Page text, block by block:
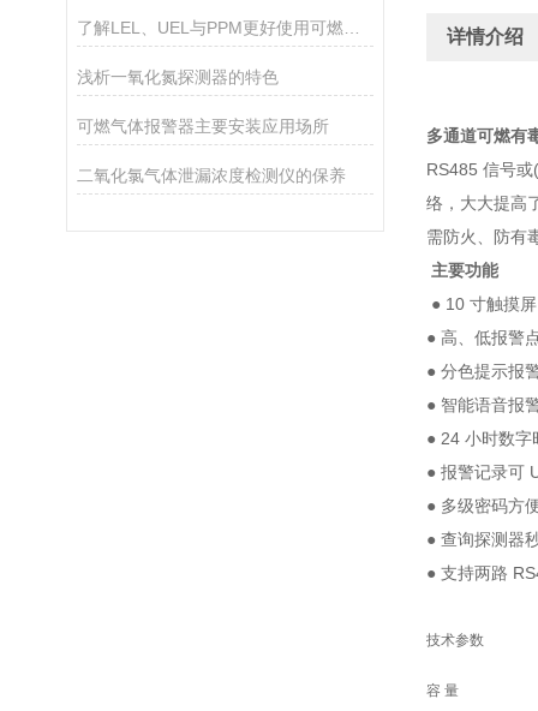
浅析一氧化氮探测器的特色
可燃气体报警器主要安装应用场所
二氧化氯气体泄漏浓度检测仪的保养
详情介绍
多通道可燃有
RS485 信号
络，大大提高
需防火、防有
主要功能
● 10 寸触摸
● 高、低报警
● 分色提示报
● 智能语音报
● 24 小时数字
● 报警记录可
● 多级密码方
● 查询探测器
● 支持两路
技术参数
容 量